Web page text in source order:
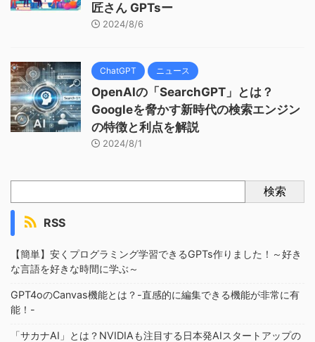
匠さん GPTsー
2024/8/6
ChatGPT ニュース
OpenAIの「SearchGPT」とは？
Googleを脅かす新時代の検索エンジン
の特徴と利点を解説
2024/8/1
検索
RSS
【簡単】安くプログラミング学習できるGPTs作りました！～好き
な言語を好きな時間に学ぶ～
GPT4oのCanvas機能とは？-直感的に編集できる機能が非常に有
能！-
「サカナAI」とは？NVIDIAも注目する日本発AIスタートアップの